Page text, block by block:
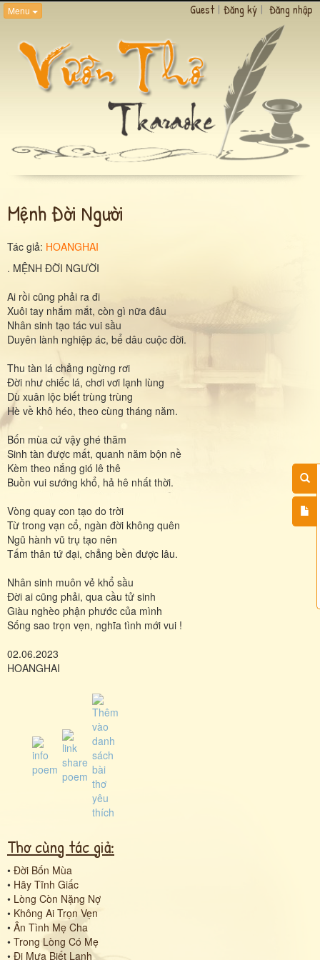
Menu Guest | Đăng ký | Đăng nhập
Mệnh Đời Người
Tác giả: HOANGHAI
. MỆNH ĐỜI NGƯỜI
Ai rồi cũng phải ra đi
Xuôi tay nhắm mắt, còn gì nữa đâu
Nhân sinh tạo tác vui sầu
Duyên lành nghiệp ác, bể dâu cuộc đời.
Thu tàn lá chẳng ngừng rơi
Đời như chiếc lá, chơi vơi lạnh lùng
Dù xuân lộc biết trùng trùng
Hè về khô héo, theo cùng tháng năm.
Bốn mùa cứ vậy ghé thăm
Sinh tàn được mất, quanh năm bộn nề
Kèm theo nắng gió lê thê
Buồn vui sướng khổ, hả hê nhất thời.
Vòng quay con tạo do trời
Từ trong vạn cổ, ngàn đời không quên
Ngũ hành vũ trụ tạo nên
Tấm thân tứ đại, chẳng bền được lâu.
Nhân sinh muôn vẻ khổ sầu
Đời ai cũng phải, qua cầu tử sinh
Giàu nghèo phận phước của mình
Sống sao trọn vẹn, nghĩa tình mới vui !
02.06.2023
HOANGHAI
Thơ cùng tác giả:
• Đời Bốn Mùa
• Hãy Tĩnh Giấc
• Lòng Còn Nặng Nợ
• Không Ai Trọn Vẹn
• Ân Tình Mẹ Cha
• Trong Lòng Có Mẹ
• Đi Mưa Biết Lạnh